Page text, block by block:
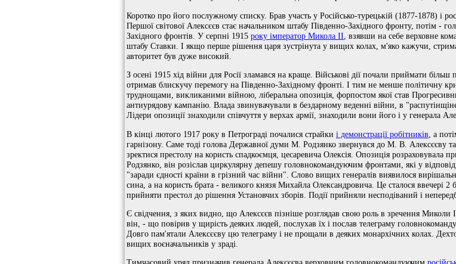
Коротко про його послужному списку. Брав участь у Російсько-турецькій (1877-1878) і
Першої світової Алексєєв стає начальником штабу Південно-Західного фронту, потім -
Західного фронтів. У серпні 1915 року імператор Микола II , взявши на себе верховне
штабу Ставки. І якщо перше рішення царя зустрінута у вищих колах, м'яко кажучи,
авторитет був дуже високий.
З осені 1915 хід війни для Росії зламався на краще. Військові дії почали приймати
отримав блискучу перемогу на Південно-Західному фронті. І тим не менше політичну
труднощами, викликаними війною, ліберальна опозиція, форпостом якої став
антиурядову кампанію. Влада звинувачували в бездарному веденні війни, в
Лідери опозиції знаходили співчуття у верхах армії, знаходили вони його і у генерала
В кінці лютого 1917 року в Петрограді почалися страйки і демонстрації робітників , а
гарнізону. Саме тоді голова Державної думи М. Родзянко звернувся до М. В. Алексєєву
зректися престолу на користь спадкоємця, цесаревича Олексія. Опозиція
Родзянко, він розіслав циркулярну депешу головнокомандуючим фронтами, які у
"заради єдності країни в грізний час війни". Слово вищих генералів виявилося
сина, а на користь брата - великого князя Михайла Олександровича. Це сталося ввечері
прийняти престол до рішення Установчих зборів. Події прийняли несподіваний і
Є свідчення, з яких видно, що Алексєєв пізніше розглядав свою роль в зречення
він, - що повірив у щирість деяких людей, послухав їх і послав телеграму
Довго пам'ятали Алексєєву цю телеграму і не прощали в деяких монархічних колах.
вищих воєначальників у зраді.